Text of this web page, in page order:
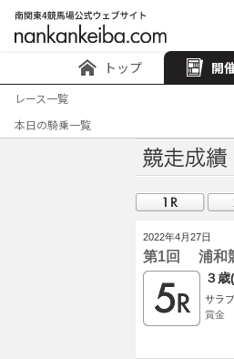
トップ 開
レース一覧
本日の騎乗一覧
2022年4月27日
第1回 浦和
３
サラ
賞金